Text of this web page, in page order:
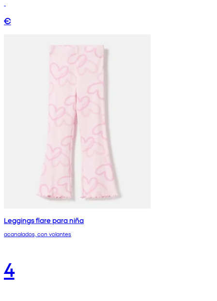
€
Leggings flare para niña
acanalados, con volantes
4